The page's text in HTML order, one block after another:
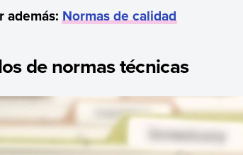
además:Normas de calidad
de normas técnicas